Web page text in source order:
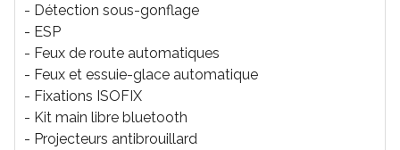
- Détection sous-gonflage
- ESP
- Feux de route automatiques
- Feux et essuie-glace automatique
- Fixations ISOFIX
- Kit main libre bluetooth
- Projecteurs antibrouillard